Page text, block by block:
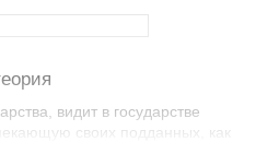
видит в государстве
своих подданных, как